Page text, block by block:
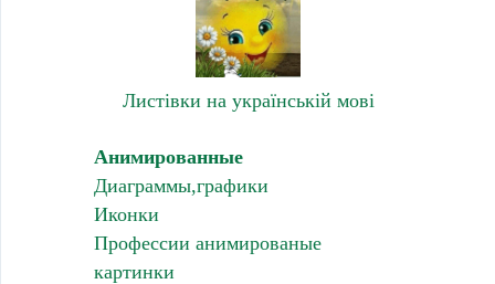
Листівки на українській мові
Анимированные
Диаграммы,графики
Иконки
Профессии анимированые
картинки